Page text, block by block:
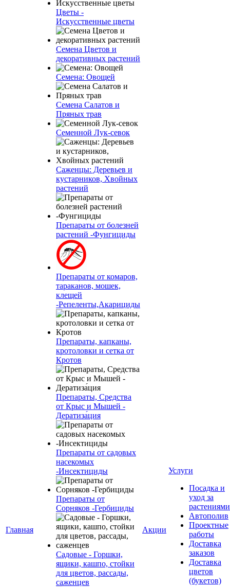
Главная
Цветы -
Искусственные цветы
Семена Цветов и
декоративных растений
Семена: Овощей
Семена Салатов и
Пряных трав
Семенной Лук-севок
Саженцы: Деревьев и
кустарников, Хвойных
растений
Препараты от болезней
растений -Фунгициды
Препараты от комаров,
тараканов, мошек,
клещей
-Репеленты,Акарициды
Препараты, капканы,
кротоловки и сетка от
Кротов
Препараты, Средства
от Крыс и Мышей -
Дератиза́ция
Препараты от садовых
насекомых
-Инсектициды
Препараты от
Сорняков -Гербициды
Садовые - Горшки,
ящики, кашпо, стойки
для цветов, рассады,
саженцев
Акции
Услуги
Посадка и
уход за
растениями
Автополив
Проектные
работы
Доставка
заказов
Доставка
цветов
(букетов)